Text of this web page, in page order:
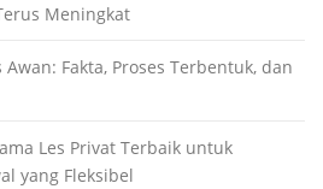
Meningkat
Fakta, Proses Terbentuk, dan
Les Privat Terbaik untuk
yang Fleksibel